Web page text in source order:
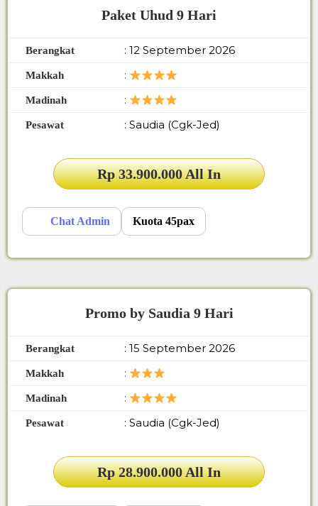
Paket Uhud 9 Hari
Berangkat : 12 September 2026
Makkah :
Madinah :
Pesawat : Saudia (Cgk-Jed)
Rp 33.900.000 All In
Chat Admin Kuota 45pax
Promo by Saudia 9 Hari
Berangkat : 15 September 2026
Makkah :
Madinah :
Pesawat : Saudia (Cgk-Jed)
Rp 28.900.000 All In